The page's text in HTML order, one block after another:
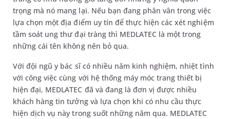
trọng mà nó mang lại. Nếu bạn đang phân vân trong việc
lựa chọn một địa điểm uy tín để thực hiện các xét nghiệm
tầm soát ung thư đại tràng thì MEDLATEC là một trong
những cái tên không nên bỏ qua.
Với đội ngũ y bác sĩ có nhiều năm kinh nghiệm, nhiệt tình
với công việc cùng với hệ thống máy móc trang thiết bị
hiện đại, MEDLATEC đã và đang là đơn vị được nhiều
khách hàng tin tưởng và lựa chọn khi có nhu cầu thực
hiện dịch vụ này trong suốt những năm qua. MEDLATEC